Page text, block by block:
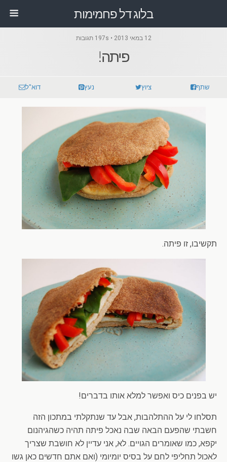
בלוג דל פחמימות
12 במאי 2013 • 197s תגובות
פיתה!
שתף ציוץ נעץ דוא"ל
תקשיבו, זו פיתה.
יש בפנים כיס ואפשר למלא אותו בדברים!
תסלחו לי על ההתלהבות, אבל עד שנתקלתי במתכון הזה
חשבתי שהפעם הבאה שבה נאכל פיתה תהיה כשהגיהנום
יקפא, כמו שאומרים הגויים. לא, אני עדיין לא חושבת שצריך
לאכול תחליפי לחם על בסיס יומיומי (ואם אתם חדשים כאן גשו